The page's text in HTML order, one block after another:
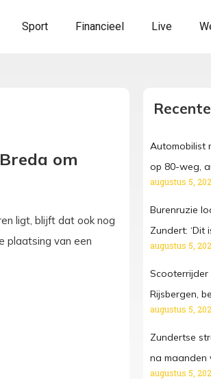
Sport Financieel Live
om
ligt, blijft dat ook nog
plaatsing van een
Automobilist
op 80-weg,
augustus 5,
Burenruzie
Zundert: ‘Dit
augustus 5,
Rijsbergen,
augustus 5,
Zundertse
na maanden
augustus 5,